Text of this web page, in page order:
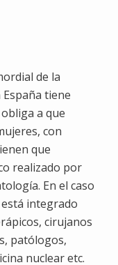
de la
tiene
a que
con
que
realizado por
En el caso
está integrado
cirujanos
patólogos,
nuclear etc.